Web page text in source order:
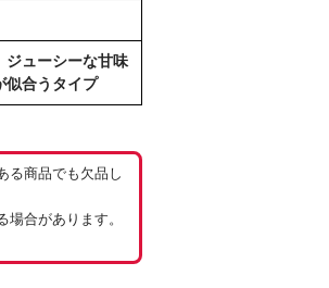
ジューシーな甘味
似合うタイプ
る商品でも欠品し
合があります。